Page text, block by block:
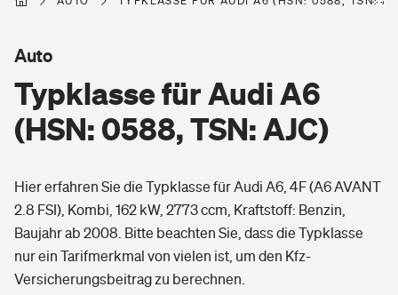
Berufsunfähigkeitsversicherung
Erwerbsunfähigkeitsversicherung
Grundfähigkeitsversicherung
Arbeitsrechtsschutz
Berufshaftpflichtversicherung
Wohnen
Freizeit
Pri­vate Haft­pflicht­
Gesundheit
Typklasse für Audi A6
(HSN: 0588, TSN: AJC)
Auto
Hier erfahren Sie die Typklasse für Audi A6, 4F (A6 AVANT
2.8 FSI), Kombi, 162 kW, 2773 ccm, Kraftstoff: Benzin,
Baujahr ab 2008. Bitte beachten Sie, dass die Typklasse
nur ein Tarifmerkmal von vielen ist, um den Kfz-
Versicherungsbeitrag zu berechnen.